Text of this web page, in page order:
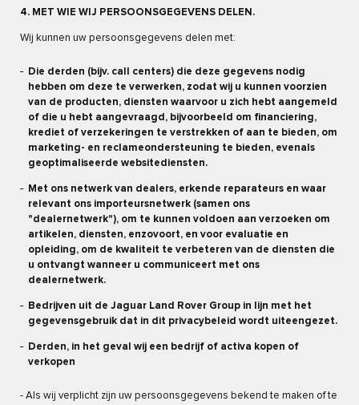
4. MET WIE WIJ PERSOONSGEGEVENS DELEN.
Wij kunnen uw persoonsgegevens delen met:
Die derden (bijv. call centers) die deze gegevens nodig
hebben om deze te verwerken, zodat wij u kunnen voorzien
van de producten, diensten waarvoor u zich hebt aangemeld
of die u hebt aangevraagd, bijvoorbeeld om financiering,
krediet of verzekeringen te verstrekken of aan te bieden, om
marketing- en reclameondersteuning te bieden, evenals
geoptimaliseerde websitediensten.
Met ons netwerk van dealers, erkende reparateurs en waar
relevant ons importeursnetwerk (samen ons
"dealernetwerk"), om te kunnen voldoen aan verzoeken om
artikelen, diensten, enzovoort, en voor evaluatie en
opleiding, om de kwaliteit te verbeteren van de diensten die
u ontvangt wanneer u communiceert met ons
dealernetwerk.
Bedrijven uit de Jaguar Land Rover Group in lijn met het
gegevensgebruik dat in dit privacybeleid wordt uiteengezet.
Derden, in het geval wij een bedrijf of activa kopen of
verkopen
- Als wij verplicht zijn uw persoonsgegevens bekend te maken of te